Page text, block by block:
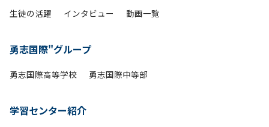
生徒の活躍
インタビュー 動画一覧
勇志国際"グループ
勇志国際高等学校 勇志国際中等部
学習センター紹介